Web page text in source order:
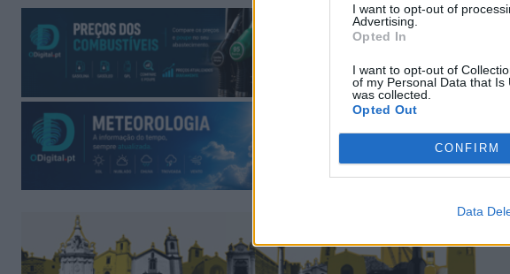
I want to opt-out of
Advertising.
Opted In
I want to opt-out of
of my Personal Data that
was collected.
Opted Out
CONFIRM
Data